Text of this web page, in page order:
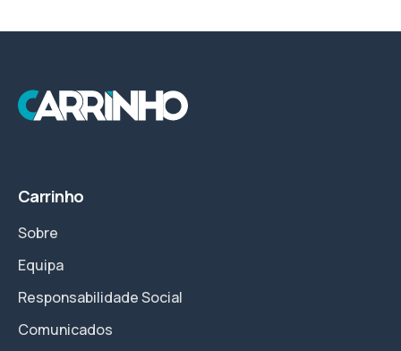
Carrinho
Sobre
Equipa
Responsabilidade Social
Comunicados